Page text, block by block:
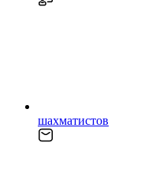
шахматистов